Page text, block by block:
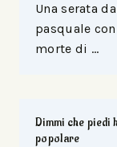
Una serata
pasquale
morte di …
Dimmi che piedi
popolare